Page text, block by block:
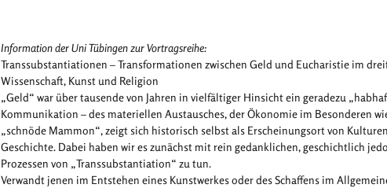
Information der Uni Tübingen zur Vortragsreihe:
Transsubstantiationen – Transformationen zwischen Geld und Eucharistie im
Wissenschaft, Kunst und Religion
„Geld“ war über tausende von Jahren in vielfältiger Hinsicht ein geradezu
Kommunikation – des materiellen Austausches, der Ökonomie im Besonderen
„schnöde Mammon“, zeigt sich historisch selbst als Erscheinungsort von
Geschichte. Dabei haben wir es zunächst mit rein gedanklichen, geschichtlich
Prozessen von „Transsubstantiation“ zu tun.
Verwandt jenen im Entstehen eines Kunstwerkes oder des Schaffens im